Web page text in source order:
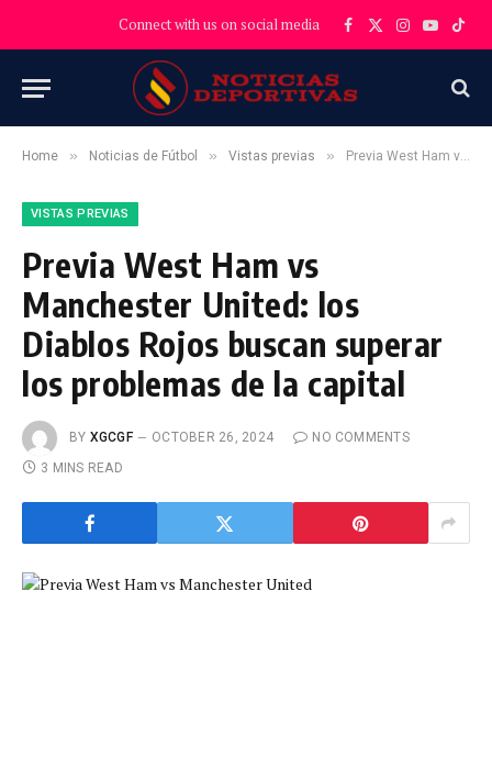
Connect with us on social media Facebook
X
Instagram
YouTube
Home » Noticias de Fútbol » Vistas previas » Previa West Ham vs Manchester United: los Diablos Rojos buscan superar los problemas de la capital
VISTAS PREVIAS
Previa West Ham vs
Manchester United: los
Diablos Rojos buscan superar
los problemas de la capital
BY XGCGF OCTOBER 26, 2024
NO COMMENTS
3 MINS READ